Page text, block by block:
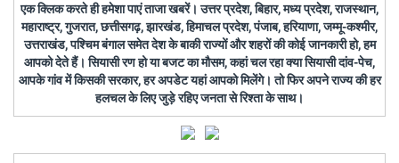
एक क्लिक करते ही हमेशा पाएं ताजा खबरें। उत्तर प्रदेश, बिहार, मध्य प्रदेश, राजस्थान,
महाराष्ट्र, गुजरात, छत्तीसगढ़, झारखंड, हिमाचल प्रदेश, पंजाब, हरियाणा, जम्मू-कश्मीर,
उत्तराखंड, पश्चिम बंगाल समेत देश के बाकी राज्यों और शहरों की कोई जानकारी हो, हम
आपको देते हैं। सियासी रण हो या बजट का मौसम, कहां चल रहा क्या सियासी दांव-पेच,
आपके गांव में किसकी सरकार, हर अपडेट यहां आपको मिलेंगे। तो फिर अपने राज्य की हर
हलचल के लिए जुड़े रहिए जनता से रिश्ता के साथ।